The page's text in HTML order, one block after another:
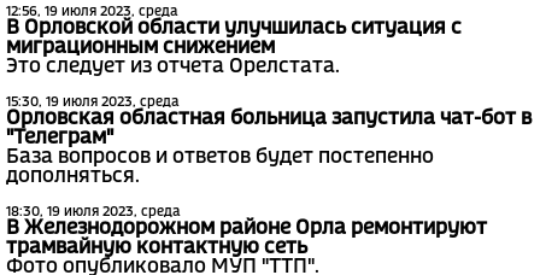
12:56, 19 июля 2023, среда
В Орловской области улучшилась ситуация с
миграционным снижением
Это следует из отчета Орелстата.
15:30, 19 июля 2023, среда
Орловская областная больница запустила чат-бот в
"Телеграм"
База вопросов и ответов будет постепенно
дополняться.
18:30, 19 июля 2023, среда
В Железнодорожном районе Орла ремонтируют
трамвайную контактную сеть
Фото опубликовало МУП "ТТП".